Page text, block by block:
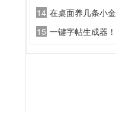
14 在桌面养几条小
15 一键字帖生成器！生